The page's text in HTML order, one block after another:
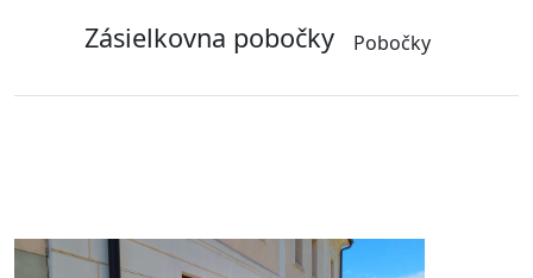
Zásielkovna pobočky Pobočky